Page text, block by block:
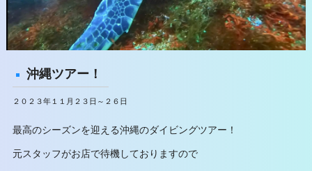
沖縄ツアー！
２０２３年１１月２３日～２６日
最高のシーズンを迎える沖縄のダイビングツアー！
元スタッフがお店で待機しておりますので